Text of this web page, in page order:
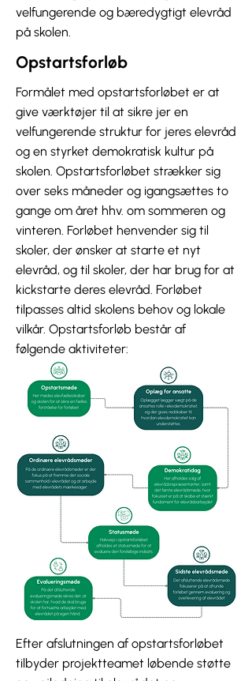
velfungerende og bæredygtigt elevråd
på skolen.
Opstartsforløb
Formålet med opstartsforløbet er at
give værktøjer til at sikre jer en
velfungerende struktur for jeres elevråd
og en styrket demokratisk kultur på
skolen. Opstartsforløbet strækker sig
over seks måneder og igangsættes to
gange om året hhv. om sommeren og
vinteren. Forløbet henvender sig til
skoler, der ønsker at starte et nyt
elevråd, og til skoler, der har brug for at
kickstarte deres elevråd. Forløbet
tilpasses altid skolens behov og lokale
vilkår. Opstartsforløb består af
følgende aktiviteter:
Efter afslutningen af opstartsforløbet
tilbyder projektteamet løbende støtte